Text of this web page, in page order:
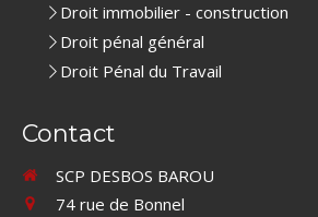
Droit immobilier - construction
Droit pénal général
Droit Pénal du Travail
Contact
SCP DESBOS BAROU
74 rue de Bonnel